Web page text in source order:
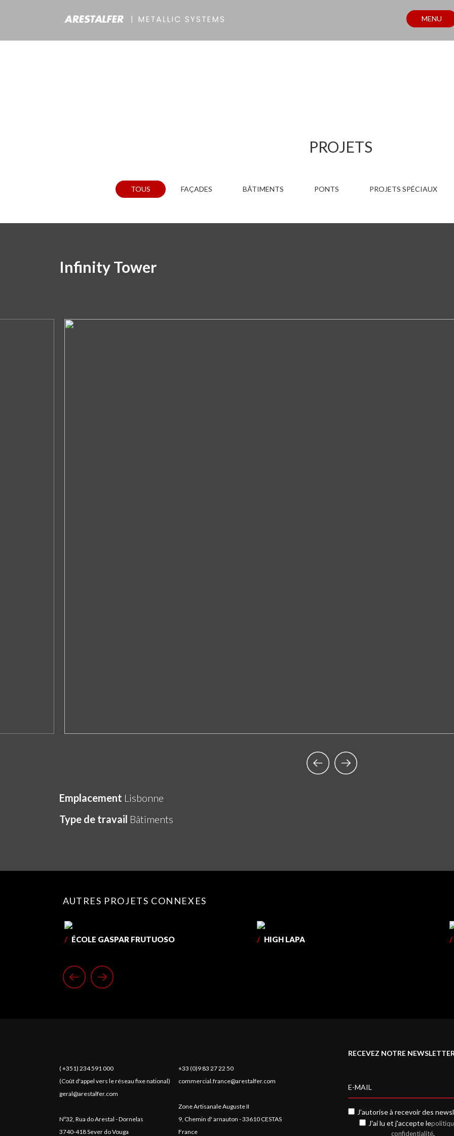
MENU
PROJETS
TOUS FAÇADES BÂTIMENTS PONTS PROJETS SPÉCIAUX
Infinity Tower
Emplacement Lisbonne
Type de travail Bâtiments
AUTRES PROJETS CONNEXES
/ ÉCOLE GASPAR FRUTUOSO / HIGH LAPA /
( +351) 234 591 000
(Coût d'appel vers le réseau fixe national)
geral@arestalfer.com
Nº32, Rua do Arestal - Dornelas
3740-418 Sever do Vouga
+33 (0)9 83 27 22 50
commercial.france@arestalfer.com
Zone Artisanale Auguste II
9, Chemin d' arnauton - 33610 CESTAS
France
RECEVEZ NOTRE
J'autorise à recevoir des
J'ai lu et j'accepte le
confidentialité.